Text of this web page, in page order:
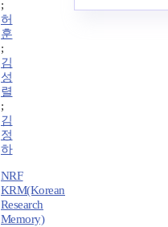
;
허
훈
;
김
성
렬
;
김
정
하
NRF
KRM(Korean
Research
Memory)